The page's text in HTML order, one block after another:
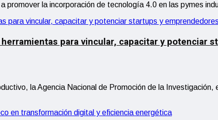
promover la incorporación de tecnología 4.0 en las pymes
para vincular, capacitar y potenciar
la Agencia Nacional de Promoción de la Investigación,